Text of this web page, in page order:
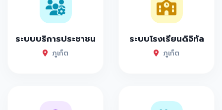
ระบบบริการประชาชน
ภูเก็ต
ระบบโรงเรียนดิจิทัล
ภูเก็ต